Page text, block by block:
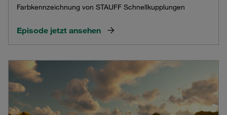
Farbkennzeichnung von STAUFF Schnellkupplungen
Episode jetzt ansehen